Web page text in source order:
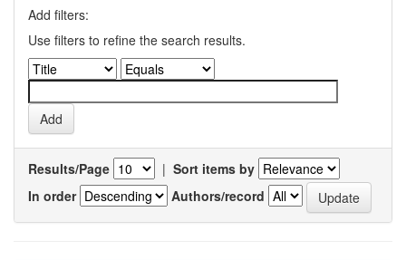
Add filters:
Use filters to refine the search results.
Results/Page | Sort items by
In order
Authors/record